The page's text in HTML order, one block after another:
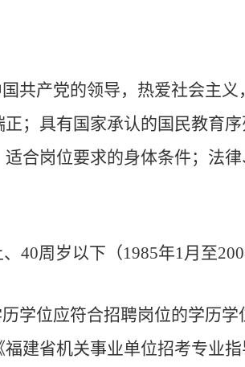
共产党的领导，热爱社会主义
；具有国家承认的国民教育
合岗位要求的身体条件；法
40周岁以下（1985年1 月至
学位应符合招聘岗位的学历学
建省机关事业单位招考专业指